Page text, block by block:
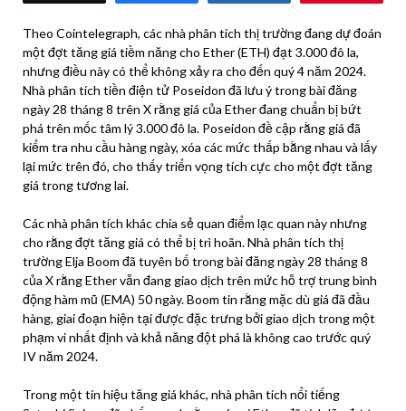
Theo Cointelegraph, các nhà phân tích thị trường đang dự đoán
một đợt tăng giá tiềm năng cho Ether (ETH) đạt 3.000 đô la,
nhưng điều này có thể không xảy ra cho đến quý 4 năm 2024.
Nhà phân tích tiền điện tử Poseidon đã lưu ý trong bài đăng
ngày 28 tháng 8 trên X rằng giá của Ether đang chuẩn bị bứt
phá trên mốc tâm lý 3.000 đô la. Poseidon đề cập rằng giá đã
kiểm tra nhu cầu hàng ngày, xóa các mức thấp bằng nhau và lấy
lại mức trên đó, cho thấy triển vọng tích cực cho một đợt tăng
giá trong tương lai.
Các nhà phân tích khác chia sẻ quan điểm lạc quan này nhưng
cho rằng đợt tăng giá có thể bị trì hoãn. Nhà phân tích thị
trường Elja Boom đã tuyên bố trong bài đăng ngày 28 tháng 8
của X rằng Ether vẫn đang giao dịch trên mức hỗ trợ trung bình
động hàm mũ (EMA) 50 ngày. Boom tin rằng mặc dù giá đã đầu
hàng, giai đoạn hiện tại được đặc trưng bởi giao dịch trong một
phạm vi nhất định và khả năng đột phá là không cao trước quý
IV năm 2024.
Trong một tín hiệu tăng giá khác, nhà phân tích nổi tiếng